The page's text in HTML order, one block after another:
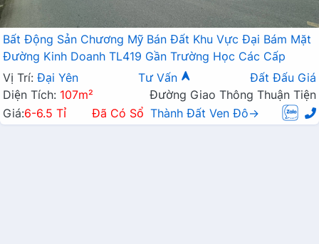
Bất Động Sản Chương Mỹ Bán Đất Khu Vực Đại Bám Mặt
Đường Kinh Doanh TL419 Gần Trường Học Các Cấp
Vị Trí: Đại Yên Tư Vấn
Đất Đấu Giá
Diện Tích: 107m²
Đường Giao Thông Thuận Tiện
Giá:6-6.5 Tỉ Đã Có Sổ Thành Đất Ven Đô→